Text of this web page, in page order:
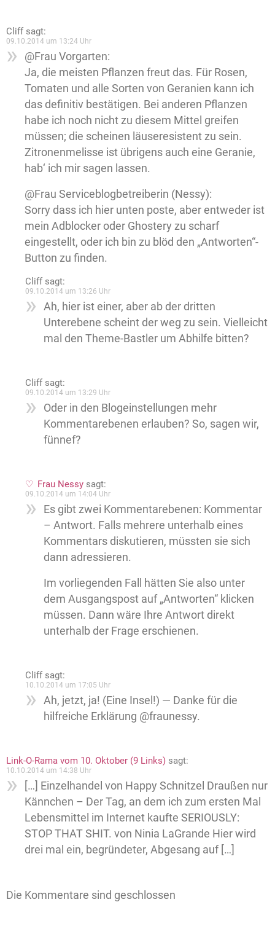
Cliff sagt:
09.10.2014 um 13:24 Uhr
@Frau Vorgarten:
Ja, die meisten Pflanzen freut das. Für Rosen,
Tomaten und alle Sorten von Geranien kann ich
das definitiv bestätigen. Bei anderen Pflanzen
habe ich noch nicht zu diesem Mittel greifen
müssen; die scheinen läuseresistent zu sein.
Zitronenmelisse ist übrigens auch eine Geranie,
hab‘ ich mir sagen lassen.
@Frau Serviceblogbetreiberin (Nessy):
Sorry dass ich hier unten poste, aber entweder ist
mein Adblocker oder Ghostery zu scharf
eingestellt, oder ich bin zu blöd den „Antworten“-
Button zu finden.
Cliff sagt:
09.10.2014 um 13:26 Uhr
Ah, hier ist einer, aber ab der dritten
Unterebene scheint der weg zu sein. Vielleicht
mal den Theme-Bastler um Abhilfe bitten?
Cliff sagt:
09.10.2014 um 13:29 Uhr
Oder in den Blogeinstellungen mehr
Kommentarebenen erlauben? So, sagen wir,
fünnef?
Frau Nessy sagt:
09.10.2014 um 14:04 Uhr
Es gibt zwei Kommentarebenen: Kommentar
– Antwort. Falls mehrere unterhalb eines
Kommentars diskutieren, müssten sie sich
dann adressieren.
Im vorliegenden Fall hätten Sie also unter
dem Ausgangspost auf „Antworten“ klicken
müssen. Dann wäre Ihre Antwort direkt
unterhalb der Frage erschienen.
Cliff sagt:
10.10.2014 um 17:05 Uhr
Ah, jetzt, ja! (Eine Insel!) — Danke für die
hilfreiche Erklärung @fraunessy.
Link-O-Rama vom 10. Oktober (9 Links) sagt:
10.10.2014 um 14:38 Uhr
[…] Einzelhandel von Happy Schnitzel Draußen nur
Kännchen – Der Tag, an dem ich zum ersten Mal
Lebensmittel im Internet kaufte SERIOUSLY:
STOP THAT SHIT. von Ninia LaGrande Hier wird
drei mal ein, begründeter, Abgesang auf […]
Die Kommentare sind geschlossen